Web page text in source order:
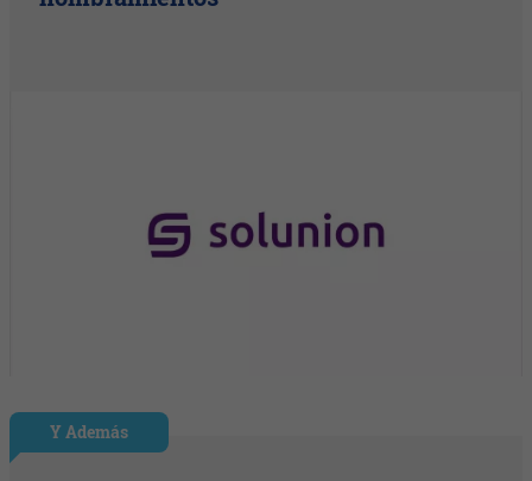
Y Además